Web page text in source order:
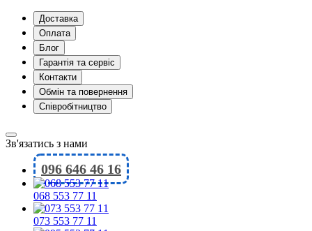
Доставка
Оплата
Блог
Гарантія та сервіс
Контакти
Обмін та повернення
Співробітництво
Зв'язатись з нами
096 646 46 16
068 553 77 11
073 553 77 11